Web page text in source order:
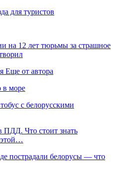
для туристов
на 12 лет тюрьмы за страшное
Еще от автора
в море
с белорусскими
ПДД. Что стоит знать
этой…
пострадали белорусы — что